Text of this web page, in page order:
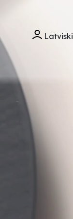
Latviski